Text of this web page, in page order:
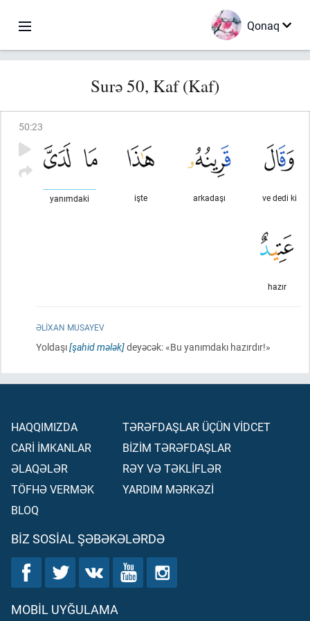
Qonaq
Surə 50, Kaf (Kaf)
50:23
ve dedi ki
arkadaşı
işte
yanımdaki
hazır
ƏLIXAN MUSAYEV
Yoldaşı[şahid mələk]deyəcək: «Bu yanımdakı hazırdır!»
HAQQIMIZDA
CARİ İMKANLAR
ƏLAQƏLƏR
TÖFHƏ VERMƏK
BLOQ
TƏRƏFDAŞLAR ÜÇÜN VİDCET
BİZİM TƏRƏFDAŞLAR
RƏY VƏ TƏKLİFLƏR
YARDIM MƏRKƏZİ
BIZ SOSIAL ŞƏBƏKƏLƏRDƏ
MOBIL UYĞULAMA